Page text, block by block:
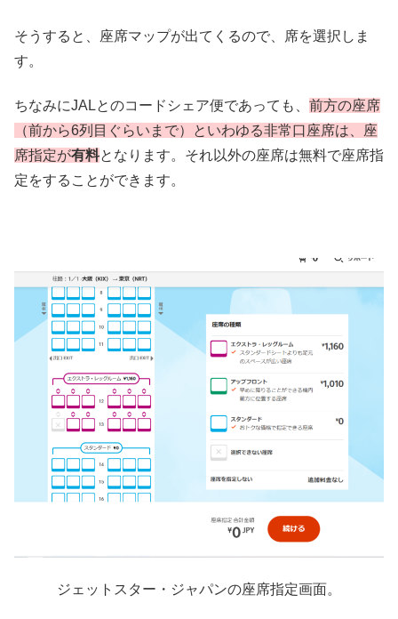
そうすると、座席マップが出てくるので、席を選択しま
す。
ちなみにJALとのコードシェア便であっても、 前方の座席
（前から6列目ぐらいまで）といわゆる非常口座席は、座
席指定が有料となります。それ以外の座席は無料で座席指
定をすることができます。
ジェットスター・ジャパンの座席指定画面。